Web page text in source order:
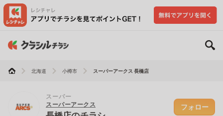
北海道 小樽市 スーパーアークス 長橋店
スーパー
スーパーアークス
フォロー